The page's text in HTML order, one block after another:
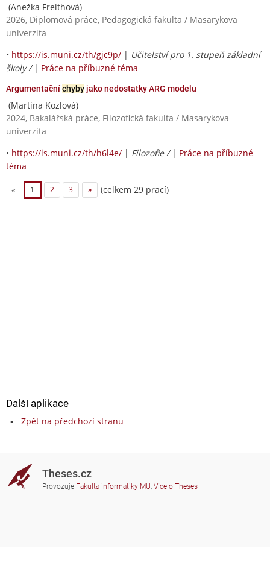
(Anežka Freithová)
2026, Diplomová práce, Pedagogická fakulta / Masarykova
univerzita
• https://is.muni.cz/th/gjc9p/ | Učitelství pro 1. stupeň základní
školy / | Práce na příbuzné téma
Argumentačníchyby jako nedostatky ARG modelu
(Martina Kozlová)
2024, Bakalářská práce, Filozofická fakulta / Masarykova
univerzita
• https://is.muni.cz/th/h6l4e/ | Filozofie / | Práce na příbuzné
téma
« 1 2 3 » (celkem 29 prací)
Další aplikace
Zpět na předchozí stranu
Theses.cz
Provozuje Fakulta informatiky MU, Více o Theses